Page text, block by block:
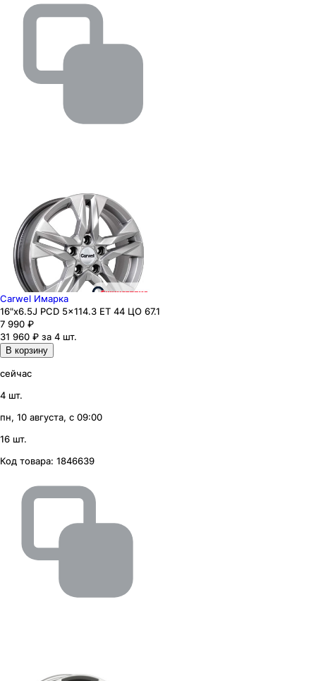
Carwel Имарка
16"x6.5J PCD 5x114.3 ЕТ 44 ЦО 67.1
7 990 ₽
31 960 ₽ за 4 шт.
В корзину
сейчас
4 шт.
пн, 10 августа, с 09:00
16 шт.
Код товара: 1846639